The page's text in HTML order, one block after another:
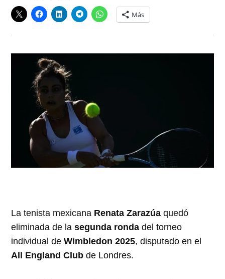
Más
La tenista mexicana Renata Zarazúa quedó
eliminada de lasegunda ronda del torneo
individual deWimbledon 2025, disputado en el
All England Club de Londres.